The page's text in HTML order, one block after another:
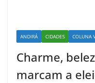
ANDIRÁ CIDADES COLUNA
Charme,
marcam a